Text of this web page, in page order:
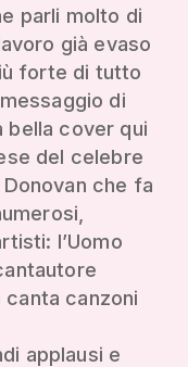
parli molto di
già evaso
forte di tutto
di
bella cover qui
del celebre
che fa
l’Uomo
canzoni
applausi e